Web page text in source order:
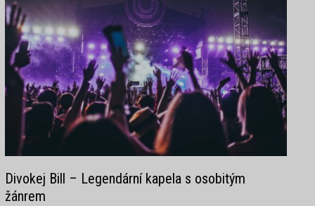
Divokej Bill – Legendární kapela s osobitým
žánrem